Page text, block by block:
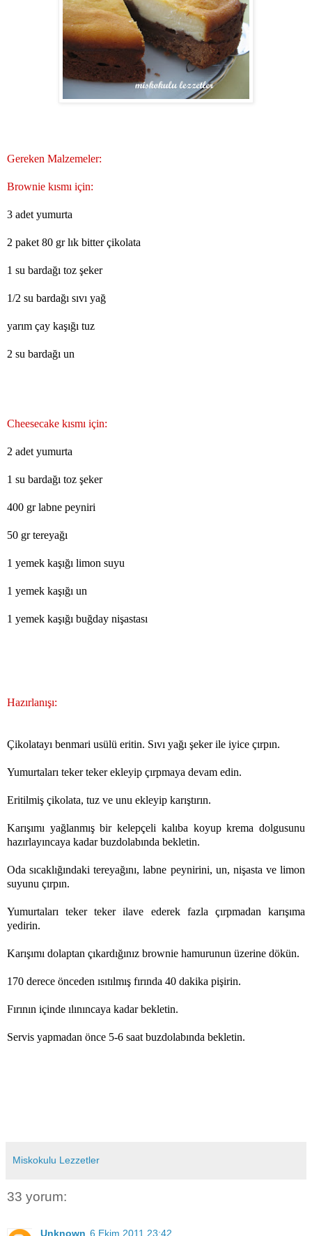
Gereken Malzemeler:
Brownie kısmı için:
3 adet yumurta
2 paket 80 gr lık bitter çikolata
1 su bardağı toz şeker
1/2 su bardağı sıvı yağ
yarım çay kaşığı tuz
2 su bardağı un
Cheesecake kısmı için:
2 adet yumurta
1 su bardağı toz şeker
400 gr labne peyniri
50 gr tereyağı
1 yemek kaşığı limon suyu
1 yemek kaşığı un
1 yemek kaşığı buğday nişastası
Hazırlanışı:
Çikolatayı benmari usülü eritin. Sıvı yağı şeker ile iyice çırpın.
Yumurtaları teker teker ekleyip çırpmaya devam edin.
Eritilmiş çikolata, tuz ve unu ekleyip karıştırın.
Karışımı yağlanmış bir kelepçeli kalıba koyup krema dolgusunu
hazırlayıncaya kadar buzdolabında bekletin.
Oda sıcaklığındaki tereyağını, labne peynirini, un, nişasta ve limon
suyunu çırpın.
Yumurtaları teker teker ilave ederek fazla çırpmadan karışıma
yedirin.
Karışımı dolaptan çıkardığınız brownie hamurunun üzerine dökün.
170 derece önceden ısıtılmış fırında 40 dakika pişirin.
Fırının içinde ılınıncaya kadar bekletin.
Servis yapmadan önce 5-6 saat buzdolabında bekletin.
Miskokulu Lezzetler
33 yorum:
Unknown 6 Ekim 2011 23:42